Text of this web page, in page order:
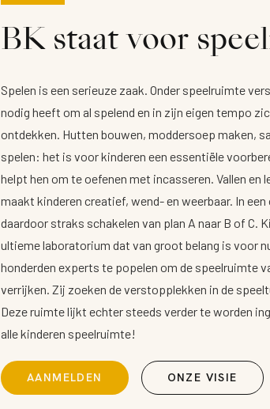
BK staat voor
Spelen is een serieuze zaak. Onder speelruimte
nodig heeft om al spelend en in zijn eigen tempo
ontdekken. Hutten bouwen, moddersoep maken,
spelen: het is voor kinderen een essentiële
helpt hen om te oefenen met incasseren. Vallen en
maakt kinderen creatief, wend- en weerbaar. In
daardoor straks schakelen van plan A naar B of C.
ultieme laboratorium dat van groot belang is voor
honderden experts te popelen om de speelruimte
verrijken. Zij zoeken de verstopplekken in de
Deze ruimte lijkt echter steeds verder te worden
alle kinderen speelruimte!
AANMELDEN ONZE VISIE